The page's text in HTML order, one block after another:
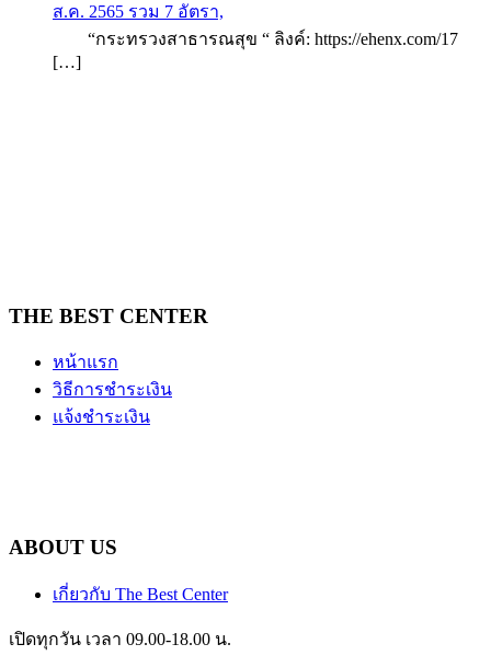
ส.ค. 2565 รวม 7 อัตรา,
“กระทรวงสาธารณสุข “ ลิงค์: https://ehenx.com/17
[…]
THE BEST CENTER
หน้าแรก
วิธีการชำระเงิน
แจ้งชำระเงิน
ABOUT US
เกี่ยวกับ The Best Center
เปิดทุกวัน เวลา 09.00-18.00 น.